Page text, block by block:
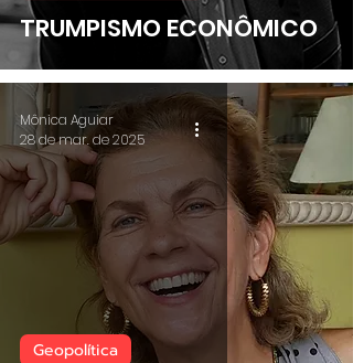
TRUMPISMO ECONÔMICO
Geopolítica
Mônica Aguiar
28 de mar. de 2025